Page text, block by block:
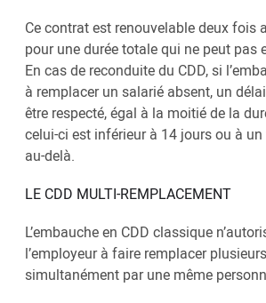
Ce contrat est renouvelable deux fois
pour une durée totale qui ne peut pas
En cas de reconduite du CDD, si
à remplacer un salarié absent, un
être respecté, égal à la moitié de la
celui-ci est inférieur à 14 jours ou à
au-delà.
LE CDD MULTI-REMPLACEMENT
L’embauche en CDD classique
l’employeur à faire remplacer
simultanément par une même